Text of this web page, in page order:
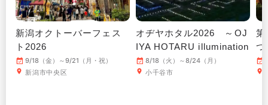
新潟オクトーバーフェス
ト2026
9/18（金）～9/21（月・祝）
新潟市中央区
オヂヤホタル2026 ～OJ
IYA HOTARU illumination
～ 8/18（火）～8/24（月）
小千谷市
第
つ